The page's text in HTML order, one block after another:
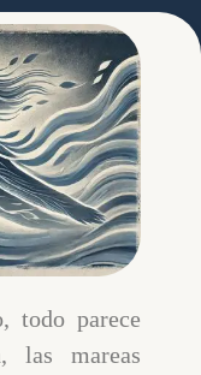
2025
todo parece
las mareas